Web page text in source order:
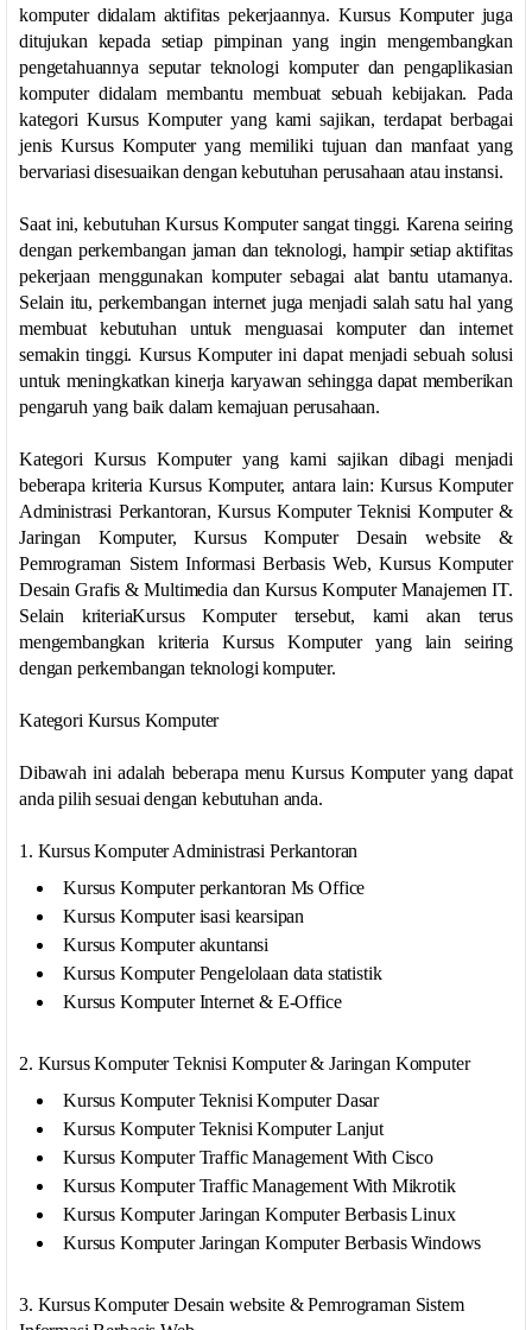
komputer didalam aktifitas pekerjaannya. Kursus Komputer juga
ditujukan kepada setiap pimpinan yang ingin mengembangkan
pengetahuannya seputar teknologi komputer dan pengaplikasian
komputer didalam membantu membuat sebuah kebijakan. Pada
kategori Kursus Komputer yang kami sajikan, terdapat berbagai
jenis Kursus Komputer yang memiliki tujuan dan manfaat yang
bervariasi disesuaikan dengan kebutuhan perusahaan atau instansi.
Saat ini, kebutuhan Kursus Komputer sangat tinggi. Karena seiring
dengan perkembangan jaman dan teknologi, hampir setiap aktifitas
pekerjaan menggunakan komputer sebagai alat bantu utamanya.
Selain itu, perkembangan internet juga menjadi salah satu hal yang
membuat kebutuhan untuk menguasai komputer dan internet
semakin tinggi. Kursus Komputer ini dapat menjadi sebuah solusi
untuk meningkatkan kinerja karyawan sehingga dapat memberikan
pengaruh yang baik dalam kemajuan perusahaan.
Kategori Kursus Komputer yang kami sajikan dibagi menjadi
beberapa kriteria Kursus Komputer, antara lain: Kursus Komputer
Administrasi Perkantoran, Kursus Komputer Teknisi Komputer &
Jaringan Komputer, Kursus Komputer Desain website &
Pemrograman Sistem Informasi Berbasis Web, Kursus Komputer
Desain Grafis & Multimedia dan Kursus Komputer Manajemen IT.
Selain kriteriaKursus Komputer tersebut, kami akan terus
mengembangkan kriteria Kursus Komputer yang lain seiring
dengan perkembangan teknologi komputer.
Kategori Kursus Komputer
Dibawah ini adalah beberapa menu Kursus Komputer yang dapat
anda pilih sesuai dengan kebutuhan anda.
1. Kursus Komputer Administrasi Perkantoran
Kursus Komputer perkantoran Ms Office
Kursus Komputer isasi kearsipan
Kursus Komputer akuntansi
Kursus Komputer Pengelolaan data statistik
Kursus Komputer Internet & E-Office
2. Kursus Komputer Teknisi Komputer & Jaringan Komputer
Kursus Komputer Teknisi Komputer Dasar
Kursus Komputer Teknisi Komputer Lanjut
Kursus Komputer Traffic Management With Cisco
Kursus Komputer Traffic Management With Mikrotik
Kursus Komputer Jaringan Komputer Berbasis Linux
Kursus Komputer Jaringan Komputer Berbasis Windows
3. Kursus Komputer Desain website & Pemrograman Sistem